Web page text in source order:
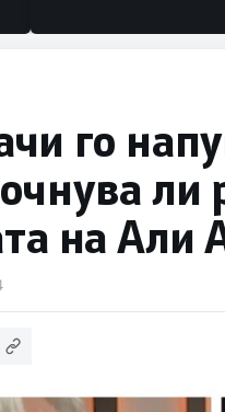
го
ли
на Али